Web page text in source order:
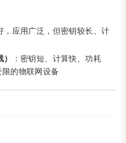
，应用广泛，但密钥较长、计
：密钥短、计算快、功耗
的物联网设备